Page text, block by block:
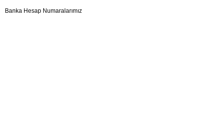
Banka Hesap Numaralarımız